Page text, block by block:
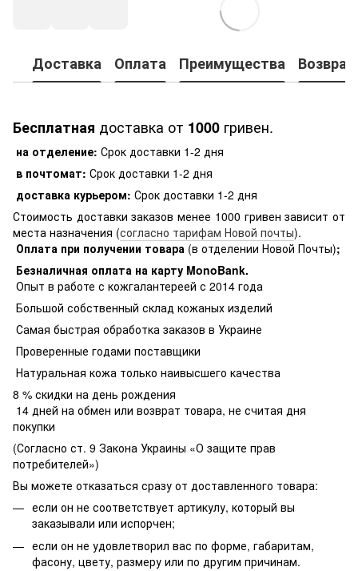
Доставка Оплата Преимущества Возврат
Бесплатная доставка от 1000 гривен.
на отделение: Срок доставки 1-2 дня
в почтомат: Срок доставки 1-2 дня
доставка курьером: Срок доставки 1-2 дня
Стоимость доставки заказов менее 1000 гривен зависит от
места назначения (согласно тарифам Новой почты).
Оплата при получении товара (в отделении Новой Почты);
Безналичная оплата на карту MonoBank.
Опыт в работе с кожгалантереей с 2014 года
Большой собственный склад кожаных изделий
Самая быстрая обработка заказов в Украине
Проверенные годами поставщики
Натуральная кожа только наивысшего качества
8 % скидки на день рождения
14 дней на обмен или возврат товара, не считая дня
покупки
(Согласно ст. 9 Закона Украины «О защите прав
потребителей»)
Вы можете отказаться сразу от доставленного товара:
если он не соответствует артикулу, который вы
заказывали или испорчен;
если он не удовлетворил вас по форме, габаритам,
фасону, цвету, размеру или по другим причинам.